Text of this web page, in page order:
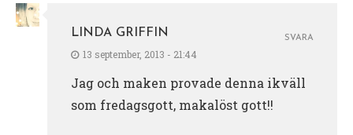
LINDA GRIFFIN
13 september, 2013 - 21:44
Jag och maken provade denna ikväll
som fredagsgott, makalöst gott!!
SVARA